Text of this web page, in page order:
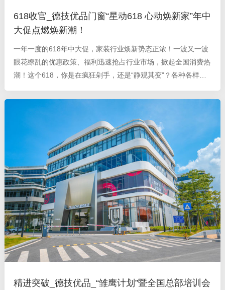
618收官_德技优品门窗“星动618 心动焕新家”年中
大促点燃焕新潮！
一年一度的618年中大促，家装行业焕新势态正浓！一波又一波
眼花缭乱的优惠政策、福利迅速抢占行业市场，掀起全国消费热
潮！这个618，你是在疯狂剁手，还是“静观其变”？各种各样的
618 心动焕新家”年中大促
精进突破_德技优品_“雏鹰计划”暨全国总部培训会